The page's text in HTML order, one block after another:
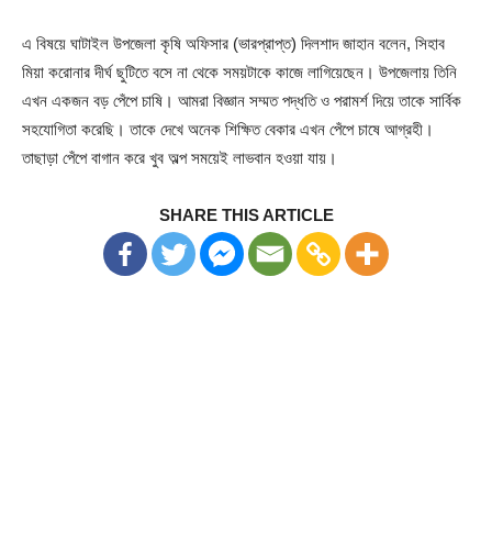
এ বিষয়ে ঘাটাইল উপজেলা কৃষি অফিসার (ভারপ্রাপ্ত) দিলশাদ জাহান বলেন, সিহাব
মিয়া করোনার দীর্ঘ ছুটিতে বসে না থেকে সময়টাকে কাজে লাগিয়েছেন। উপজেলায় তিনি
এখন একজন বড় পেঁপে চাষি। আমরা বিজ্ঞান সম্মত পদ্ধতি ও পরামর্শ দিয়ে তাকে সার্বিক
সহযোগিতা করেছি। তাকে দেখে অনেক শিক্ষিত বেকার এখন পেঁপে চাষে আগ্রহী।
তাছাড়া পেঁপে বাগান করে খুব অল্প সময়েই লাভবান হওয়া যায়।
SHARE THIS ARTICLE